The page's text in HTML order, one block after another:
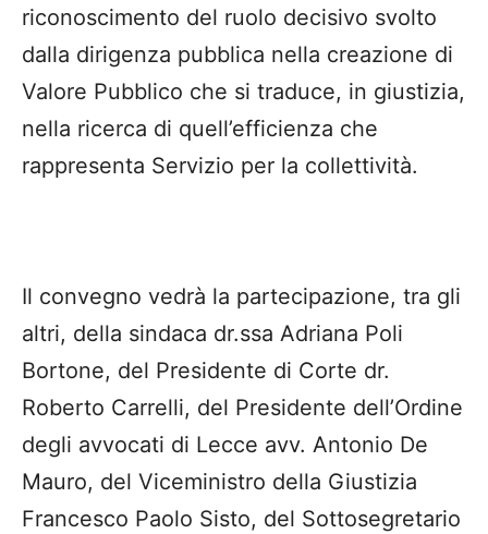
riconoscimento del ruolo decisivo svolto
dalla dirigenza pubblica nella creazione di
Valore Pubblico che si traduce, in giustizia,
nella ricerca di quell’efficienza che
rappresenta Servizio per la collettività.
Il convegno vedrà la partecipazione, tra gli
altri, della sindaca dr.ssa Adriana Poli
Bortone, del Presidente di Corte dr.
Roberto Carrelli, del Presidente dell’Ordine
degli avvocati di Lecce avv. Antonio De
Mauro, del Viceministro della Giustizia
Francesco Paolo Sisto, del Sottosegretario